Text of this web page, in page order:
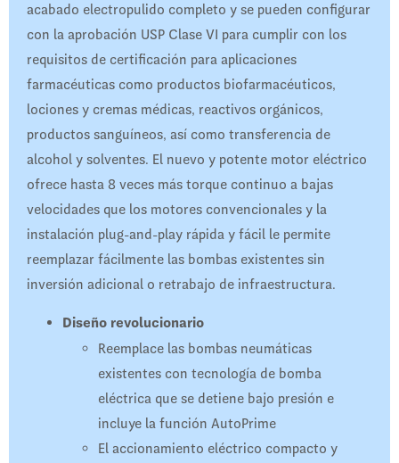
acabado electropulido completo y se pueden configurar
con la aprobación USP Clase VI para cumplir con los
requisitos de certificación para aplicaciones
farmacéuticas como productos biofarmacéuticos,
lociones y cremas médicas, reactivos orgánicos,
productos sanguíneos, así como transferencia de
alcohol y solventes. El nuevo y potente motor eléctrico
ofrece hasta 8 veces más torque continuo a bajas
velocidades que los motores convencionales y la
instalación plug-and-play rápida y fácil le permite
reemplazar fácilmente las bombas existentes sin
inversión adicional o retrabajo de infraestructura.
Diseño revolucionario
Reemplace las bombas neumáticas
existentes con tecnología de bomba
eléctrica que se detiene bajo presión e
incluye la función AutoPrime
El accionamiento eléctrico compacto y